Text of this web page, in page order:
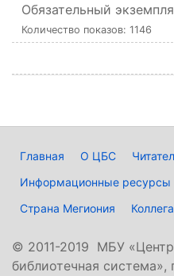
Обязательный
Количество показов: 1146
Главная О ЦБС
Информационные ресурсы
Страна Мегиония
© 2011-2019 МБУ
библиотечная система»,